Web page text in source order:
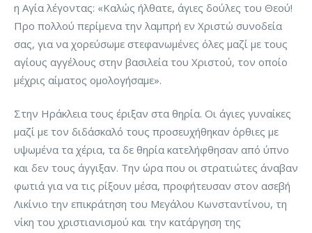
η Αγία λέγοντας: «Καλώς ήλθατε, άγιες δούλες του Θεού!
Προ πολλού περίμενα την λαμπρή εν Χριστώ συνοδεία
σας, για να χορεύσωμε στεφανωμένες όλες μαζί με τους
αγίους αγγέλους στην βασιλεία του Χριστού, τον οποίο
μέχρις αίματος ομολογήσαμε».
Στην Ηράκλεια τους έριξαν στα θηρία. Οι άγιες γυναίκες
μαζί με τον διδάσκαλό τους προσευχήθηκαν όρθιες με
υψωμένα τα χέρια, τα δε θηρία κατελήφθησαν από ύπνο
και δεν τους άγγιξαν. Την ώρα που οι στρατιώτες άναβαν
φωτιά για να τις ρίξουν μέσα, προφήτευσαν στον ασεβή
Λικίνιο την επικράτηση του Μεγάλου Κωνσταντίνου, τη
νίκη του χριστιανισμού και την κατάργηση της